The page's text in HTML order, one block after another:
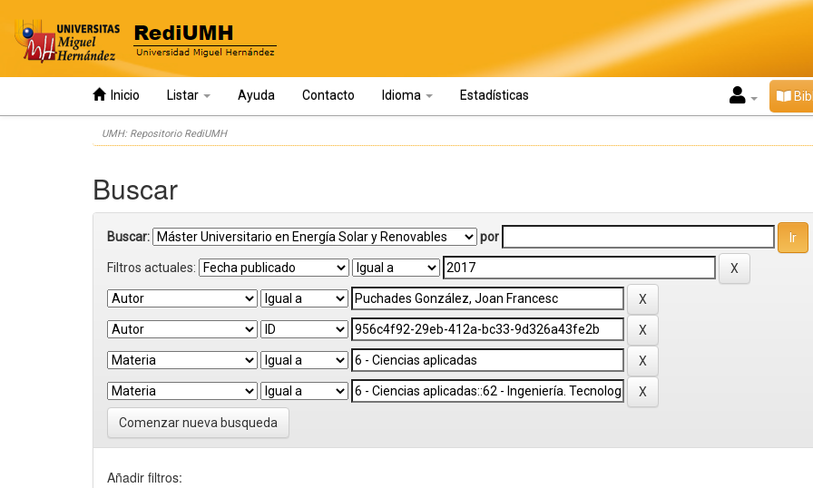
Inicio Listar Ayuda Contacto Idioma Estadísticas
UMH: Repositorio RediUMH
Buscar
Buscar: por
Filtros actuales:
Comenzar nueva busqueda
Añadir filtros: